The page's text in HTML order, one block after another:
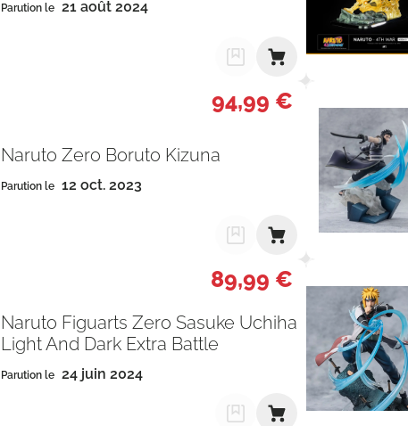
Parution le 21 août 2024
94,99 €
Naruto Zero Boruto Kizuna
Parution le 12 oct. 2023
89,99 €
Naruto Figuarts Zero Sasuke Uchiha
Light And Dark Extra Battle
Parution le 24 juin 2024